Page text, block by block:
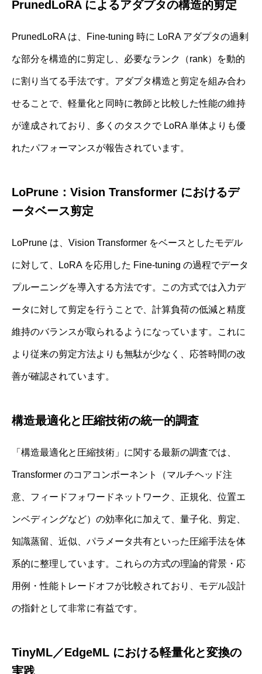
PrunedLoRA によるアダプタの構造的剪定
PrunedLoRA は、Fine‐tuning 時に LoRA アダプタの過剰
な部分を構造的に剪定し、必要なランク（rank）を動的
に割り当てる手法です。アダプタ構造と剪定を組み合わ
せることで、軽量化と同時に教師と比較した性能の維持
が達成されており、多くのタスクで LoRA 単体よりも優
れたパフォーマンスが報告されています。
LoPrune：Vision Transformer におけるデ
ータベース剪定
LoPrune は、Vision Transformer をベースとしたモデル
に対して、LoRA を応用した Fine‐tuning の過程でデータ
プルーニングを導入する方法です。この方式では入力デ
ータに対して剪定を行うことで、計算負荷の低減と精度
維持のバランスが取られるようになっています。これに
より従来の剪定方法よりも無駄が少なく、応答時間の改
善が確認されています。
構造最適化と圧縮技術の統一的調査
「構造最適化と圧縮技術」に関する最新の調査では、
Transformer のコアコンポーネント（マルチヘッド注
意、フィードフォワードネットワーク、正規化、位置エ
ンベディングなど）の効率化に加えて、量子化、剪定、
知識蒸留、近似、パラメータ共有といった圧縮手法を体
系的に整理しています。これらの方式の理論的背景・応
用例・性能トレードオフが比較されており、モデル設計
の指針として非常に有益です。
TinyML／EdgeML における軽量化と変換の
実践